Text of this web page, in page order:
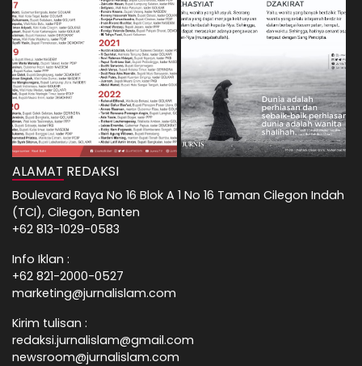
ALAMAT REDAKSI
Boulevard Raya No 16 Blok A 1 No 16 Taman Cilegon Indah
(TCI), Cilegon, Banten
+62 813-1029-0583
Info Iklan :
+62 821-2000-0527
marketing@jurnalislam.com
Kirim tulisan :
redaksi.jurnalislam@gmail.com
newsroom@jurnalislam.com